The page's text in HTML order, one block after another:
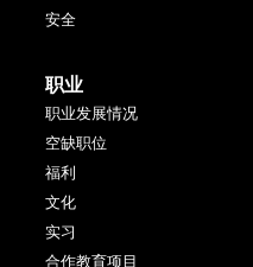
安全
职业
职业发展情况
空缺职位
福利
文化
实习
合作教育项目